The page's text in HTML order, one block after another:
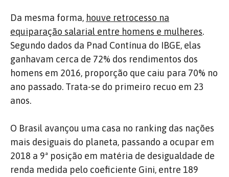
Da mesma forma, houve retrocesso na
equiparação salarial entre homens e mulheres.
Segundo dados da Pnad Contínua do IBGE, elas
ganhavam cerca de 72% dos rendimentos dos
homens em 2016, proporção que caiu para 70% no
ano passado. Trata-se do primeiro recuo em 23
anos.
O Brasil avançou uma casa no ranking das nações
mais desiguais do planeta, passando a ocupar em
2018 a 9ª posição em matéria de desigualdade de
renda medida pelo coeficiente Gini, entre 189